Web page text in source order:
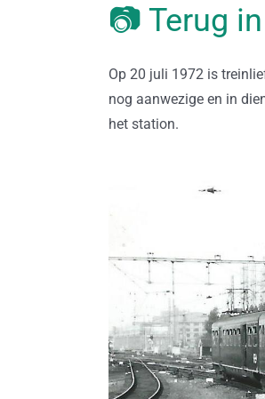
📷 Terug
Op 20 juli 1972 is
nog aanwezige en in
het station.